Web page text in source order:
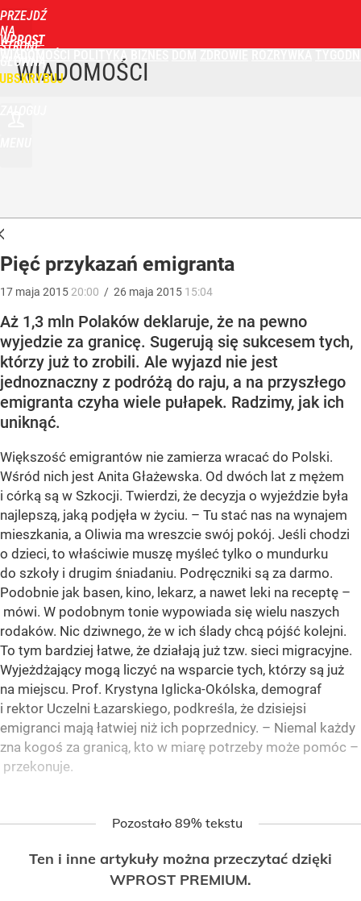
PRZEJDŹ
NA
STRONĘ
GŁÓWNĄ
WPROST
POLITYKA
WIADOMOŚCI
Pięć przykazań emigranta
17 maja 2015 20:00 / 26 maja 2015 15:04
Aż 1,3 mln Polaków deklaruje, że na pewno
wyjedzie za granicę. Sugerują się sukcesem tych,
którzy już to zrobili. Ale wyjazd nie jest
jednoznaczny z podróżą do raju, a na przyszłego
emigranta czyha wiele pułapek. Radzimy, jak ich
uniknąć.
Większość emigrantów nie zamierza wracać do Polski.
Wśród nich jest Anita Głażewska. Od dwóch lat z mężem
i córką są w Szkocji. Twierdzi, że decyzja o wyjeździe była
najlepszą, jaką podjęła w życiu. – Tu stać nas na wynajem
mieszkania, a Oliwia ma wreszcie swój pokój. Jeśli chodzi
o dzieci, to właściwie muszę myśleć tylko o mundurku
do szkoły i drugim śniadaniu. Podręczniki są za darmo.
Podobnie jak basen, kino, lekarz, a nawet leki na receptę –
mówi. W podobnym tonie wypowiada się wielu naszych
rodaków. Nic dziwnego, że w ich ślady chcą pójść kolejni.
To tym bardziej łatwe, że działają już tzw. sieci migracyjne.
Wyjeżdżający mogą liczyć na wsparcie tych, którzy są już
na miejscu. Prof. Krystyna Iglicka-Okólska, demograf
i rektor Uczelni Łazarskiego, podkreśla, że dzisiejsi
emigranci mają łatwiej niż ich poprzednicy. – Niemal każdy
zna kogoś za granicą, kto w miarę potrzeby może pomóc –
przekonuje.
Pozostało 89% tekstu
Ten i inne artykuły można przeczytać dzięki
WPROST PREMIUM.